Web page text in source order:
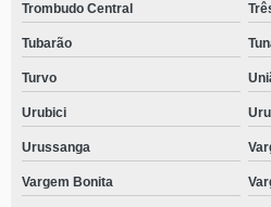
Trombudo Central
Tubarão
Turvo
Urubici
Urussanga
Vargem Bonita